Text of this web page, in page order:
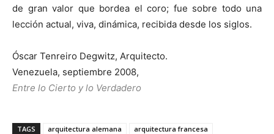
de gran valor que bordea el coro; fue sobre todo una
lección actual, viva, dinámica, recibida desde los siglos.
Óscar Tenreiro Degwitz, Arquitecto.
Venezuela, septiembre 2008,
Entre lo Cierto y lo Verdadero
TAGS arquitectura alemana
arquitectura francesa